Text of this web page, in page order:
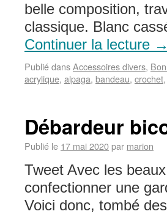
belle composition,
classique. Blanc
Continuer la lecture →
Publié dansAccessoires divers,
acrylique, alpaga, bandeau, crochet,
Débardeur
Publié le 17 mai 2020par marion
Tweet Avec les
confectionner une
Voici donc, tombé